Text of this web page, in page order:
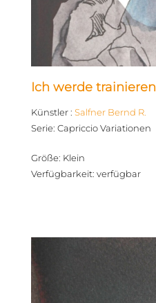
Ich werde trainieren
Künstler: Salfner Bernd R.
Serie: Capriccio Variationen
Größe: Klein
Verfügbarkeit: verfügbar